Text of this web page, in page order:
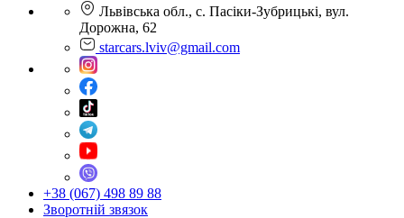
Львівська обл., с. Пасіки-Зубрицькі, вул.
Дорожна, 62
starcars.lviv@gmail.com
+38 (067) 498 89 88
Зворотній звязок